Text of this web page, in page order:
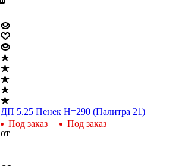
ДП 5.25 Пенек H=290 (Палитра 21)
Под заказ
Под заказ
от